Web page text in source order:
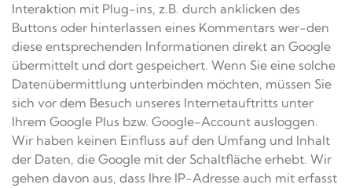
Interaktion mit Plug-ins, z.B. durch anklicken des
Buttons oder hinterlassen eines Kommentars wer-den
diese entsprechenden Informationen direkt an Google
übermittelt und dort gespeichert. Wenn Sie eine solche
Datenübermittlung unterbinden möchten, müssen Sie
sich vor dem Besuch unseres Internetauftritts unter
Ihrem Google Plus bzw. Google-Account ausloggen.
Wir haben keinen Einfluss auf den Umfang und Inhalt
der Daten, die Google mit der Schaltfläche erhebt. Wir
gehen davon aus, dass Ihre IP-Adresse auch mit erfasst